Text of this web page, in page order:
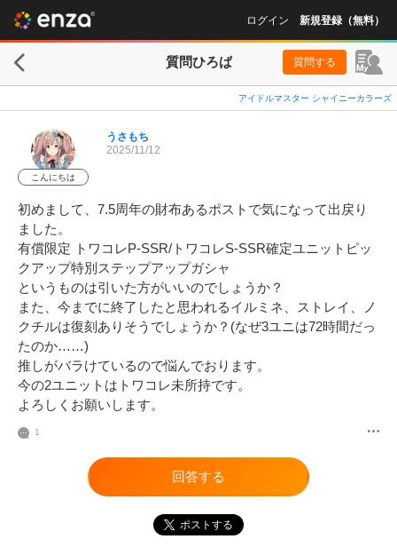
ログイン 新規登録（無料）
質問ひろば 質問する
アイドルマスター シャイニーカラーズ
こんにちは
うさもち
2025/11/12
初めまして、7.5周年の財布あるポストで気になって出戻り
ました。
有償限定 トワコレP-SSR/トワコレS-SSR確定ユニットピッ
クアップ特別ステップアップガシャ
というものは引いた方がいいのでしょうか？
また、今までに終了したと思われるイルミネ、ストレイ、ノ
クチルは復刻ありそうでしょうか？(なぜ3ユニは72時間だっ
たのか……)
推しがバラけているので悩んでおります。
今の2ユニットはトワコレ未所持です。
よろしくお願いします。
1
回答する
ポストする